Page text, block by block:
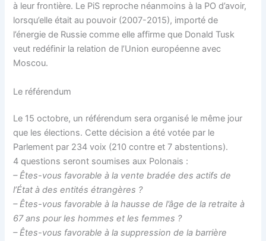
à leur frontière. Le PiS reproche néanmoins à la PO d’avoir,
lorsqu’elle était au pouvoir (2007-2015), importé de
l’énergie de Russie comme elle affirme que Donald Tusk
veut redéfinir la relation de l’Union européenne avec
Moscou.
Le référendum
Le 15 octobre, un référendum sera organisé le même jour
que les élections. Cette décision a été votée par le
Parlement par 234 voix (210 contre et 7 abstentions).
4 questions seront soumises aux Polonais :
– Êtes-vous favorable à la vente bradée des actifs de
l’État à des entités étrangères ?
– Êtes-vous favorable à la hausse de l’âge de la retraite à
67 ans pour les hommes et les femmes ?
– Êtes-vous favorable à la suppression de la barrière